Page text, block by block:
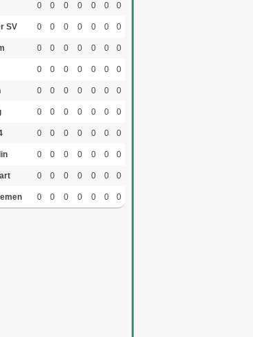
0 0 0 0 0 0 0
SV 0 0 0 0 0 0 0
0 0 0 0 0 0 0
0 0 0 0 0 0 0
0 0 0 0 0 0 0
0 0 0 0 0 0 0
0 0 0 0 0 0 0
0 0 0 0 0 0 0
0 0 0 0 0 0 0
0 0 0 0 0 0 0